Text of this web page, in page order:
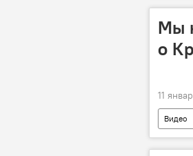
Мы
о
11
Видео